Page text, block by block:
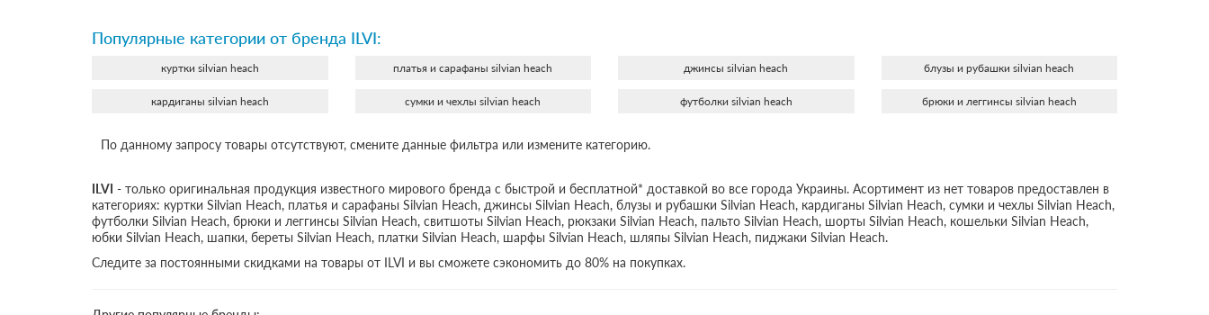
Популярные категории от бренда ILVI:
куртки silvian heach платья и сарафаны silvian heach джинсы silvian heach блузы и рубашки silvian heach
кардиганы silvian heach сумки и чехлы silvian heach футболки silvian heach брюки и леггинсы silvian heach
По данному запросу товары отсутствуют, смените данные фильтра или измените категорию.
ILVI - только оригинальная продукция известного мирового бренда с быстрой и бесплатной* доставкой во все города Украины. Асортимент из нет товаров предоставлен в
категориях: куртки Silvian Heach, платья и сарафаны Silvian Heach, джинсы Silvian Heach, блузы и рубашки Silvian Heach, кардиганы Silvian Heach, сумки и чехлы Silvian Heach,
футболки Silvian Heach, брюки и леггинсы Silvian Heach, свитшоты Silvian Heach, рюкзаки Silvian Heach, пальто Silvian Heach, шорты Silvian Heach, кошельки Silvian Heach,
юбки Silvian Heach, шапки, береты Silvian Heach, платки Silvian Heach, шарфы Silvian Heach, шляпы Silvian Heach, пиджаки Silvian Heach.
Следите за постоянными скидками на товары от ILVI и вы сможете сэкономить до 80% на покупках.